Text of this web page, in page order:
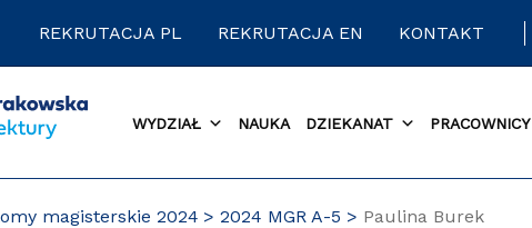
REKRUTACJA PL REKRUTACJA EN KONTAKT
WYDZIAŁ NAUKA DZIEKANAT PRACOWNICY
magisterskie 2024 2024 MGR A-5 Paulina Burek